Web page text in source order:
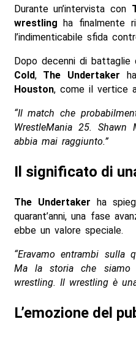
Durante un’intervista con
wrestling ha finalmente
l’indimenticabile sfida
Dopo decenni di battaglie
Cold, The Undertaker
Houston, come il vertice
“Il match che
WrestleMania 25. Shawn
abbia mai raggiunto.”
Il significato di
The Undertaker ha
quarant’anni, una fase
ebbe un valore speciale.
“Eravamo entrambi sulla
Ma la storia che siamo
wrestling. Il wrestling è
L’emozione del